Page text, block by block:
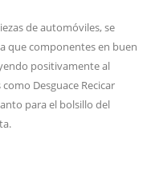
de automóviles, se
que componentes en buen
positivamente al
Desguace Recicar
para el bolsillo del